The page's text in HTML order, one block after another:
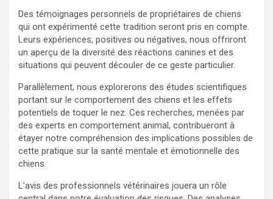
Des témoignages personnels de propriétaires de chiens
qui ont expérimenté cette tradition seront pris en compte.
Leurs expériences, positives ou négatives, nous offriront
un aperçu de la diversité des réactions canines et des
situations qui peuvent découler de ce geste particulier.
Parallèlement, nous explorerons des études scientifiques
portant sur le comportement des chiens et les effets
potentiels de toquer le nez. Ces recherches, menées par
des experts en comportement animal, contribueront à
étayer notre compréhension des implications possibles de
cette pratique sur la santé mentale et émotionnelle des
chiens.
L’avis des professionnels vétérinaires jouera un rôle